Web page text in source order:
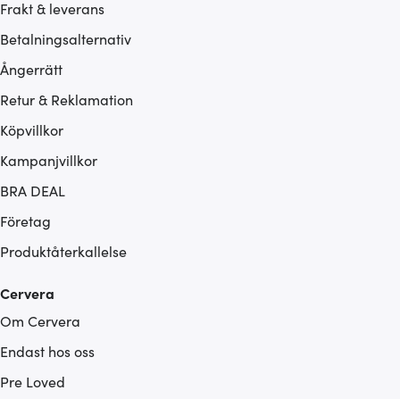
Frakt & leverans
Betalningsalternativ
Ångerrätt
Retur & Reklamation
Köpvillkor
Kampanjvillkor
BRA DEAL
Företag
Produktåterkallelse
Cervera
Om Cervera
Endast hos oss
Pre Loved